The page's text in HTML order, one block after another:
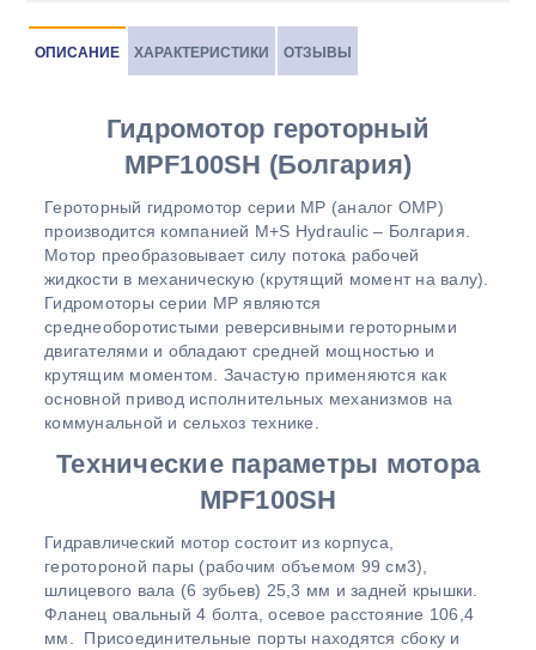
ОПИСАНИЕ ХАРАКТЕРИСТИКИ ОТЗЫВЫ
Гидромотор героторный
MPF100SH (Болгария)
Героторный гидромотор серии MP (аналог OMP)
производится компанией M+S Hydraulic – Болгария.
Мотор преобразовывает силу потока рабочей
жидкости в механическую (крутящий момент на валу).
Гидромоторы серии MP являются
среднеоборотистыми реверсивными героторными
двигателями и обладают средней мощностью и
крутящим моментом. Зачастую применяются как
основной привод исполнительных механизмов на
коммунальной и сельхоз технике.
Технические параметры мотора
MPF100SH
Гидравлический мотор состоит из корпуса,
геротороной пары (рабочим объемом 99 см3),
шлицевого вала (6 зубьев) 25,3 мм и задней крышки.
Фланец овальный 4 болта, осевое расстояние 106,4
мм. Присоединительные порты находятся сбоку и